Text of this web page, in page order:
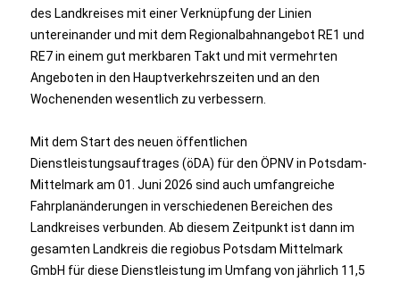
des Landkreises mit einer Verknüpfung der Linien
untereinander und mit dem Regionalbahnangebot RE1 und
RE7 in einem gut merkbaren Takt und mit vermehrten
Angeboten in den Hauptverkehrszeiten und an den
Wochenenden wesentlich zu verbessern.
Mit dem Start des neuen öffentlichen
Dienstleistungsauftrages (öDA) für den ÖPNV in Potsdam-
Mittelmark am 01. Juni 2026 sind auch umfangreiche
Fahrplanänderungen in verschiedenen Bereichen des
Landkreises verbunden. Ab diesem Zeitpunkt ist dann im
gesamten Landkreis die regiobus Potsdam Mittelmark
GmbH für diese Dienstleistung im Umfang von jährlich 11,5